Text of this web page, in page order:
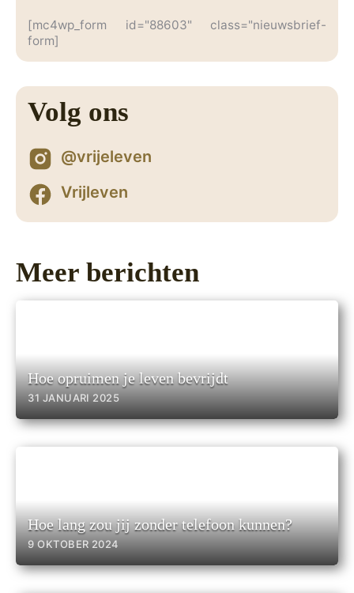
[mc4wp_form id="88603" class="nieuwsbrief-
form]
Volg ons
@vrijeleven
Vrijleven
Meer berichten
Hoe opruimen je leven bevrijdt
31 JANUARI 2025
Hoe lang zou jij zonder telefoon kunnen?
9 OKTOBER 2024